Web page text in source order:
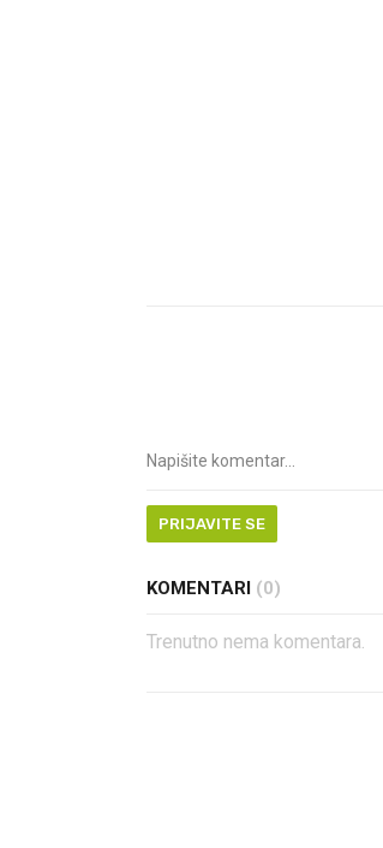
PRIJAVITE SE
KOMENTARI (0)
Trenutno nema komentara.